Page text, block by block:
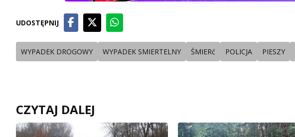
UDOSTĘPNIJ
WYPADEK DROGOWY WYPADEK SMIERTELNY ŚMIERć POLICJA PIESZY
CZYTAJ DALEJ